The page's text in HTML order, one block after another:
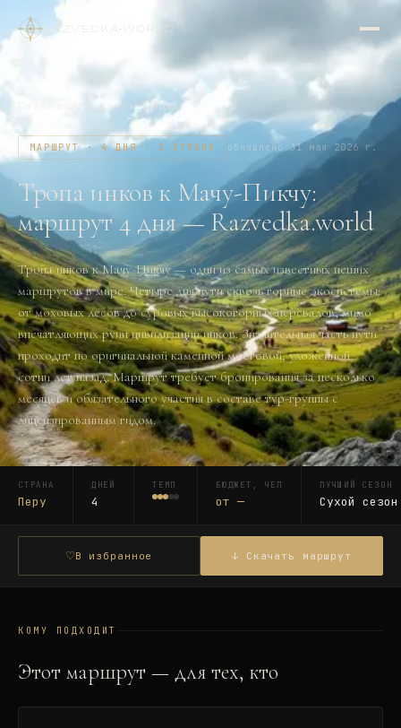
RAZVEDKA · WORLD
Маршруты/Перу
МАРШРУТ · 4 ДНЯ · 1 СТРАНА обновлено31 мая 2026 г.
Тропа инков к Мачу-Пикчу:
маршрут 4 дня — Razvedka.world
Тропа инков к Мачу-Пикчу — один из самых известных пеших
маршрутов в мире. Четыре дня пути сквозь горные экосистемы:
от моховых лесов до суровых высокогорных перевалов, мимо
впечатляющих руин цивилизации инков. Значительная часть пути
проходит по оригинальной каменной мостовой, уложенной
сотни лет назад. Маршрут требует бронирования за несколько
месяцев и обязательного участия в составе тур-группы с
лицензированным гидом.
СТРАНА
Перу
ДНЕЙ
4
ТЕМП БЮДЖЕТ, ЧЕЛ
от—
ЛУЧШИЙ СЕЗОН
Сухой
♡В избранное ↓ Скачать маршрут
КОМУ ПОДХОДИТ
Этот маршрут — для тех, кто